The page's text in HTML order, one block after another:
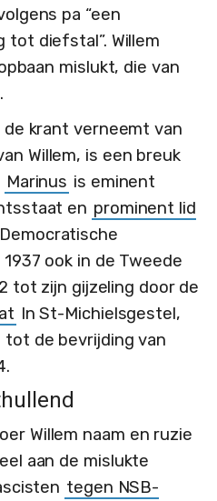
pa “een
tot diefstal”. Willem
mislukt, die van
de krant verneemt van
Willem, is een breuk
Marinus is eminent
en prominent lid
ook in de Tweede
tot zijn gijzeling door de
In St-Michielsgestel,
tot de bevrijding van
Willem naam en ruzie
aan de mislukte
tegen NSB-